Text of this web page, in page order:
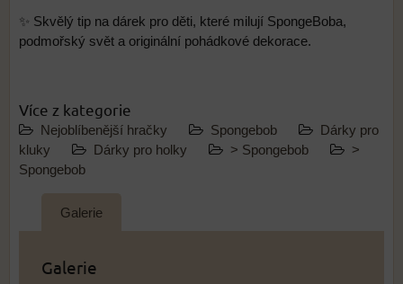
✨ Skvělý tip na dárek pro děti, které milují SpongeBoba,
podmořský svět a originální pohádkové dekorace.
Více z kategorie
Nejoblíbenější hračky Spongebob
Dárky pro
kluky
Dárky pro holky > Spongebob
>
Spongebob
Galerie
Galerie